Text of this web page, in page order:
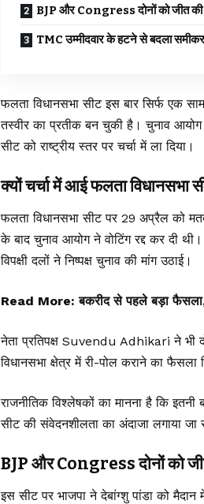
BJP और Congress दोनों को जीत की
TMC उम्मीदवार के हटने से बदला
फलता विधानसभा सीट इस बार सिर्फ एक
तस्वीर का प्रतीक बन चुकी है। चुनाव आयोग
सीट को राष्ट्रीय स्तर पर चर्चा में ला दिया।
क्यों चर्चा में आई फलता विधानसभा
फलता विधानसभा सीट पर 29 अप्रैल को
के बाद चुनाव आयोग ने वोटिंग रद्द कर दी
विपक्षी दलों ने निष्पक्ष चुनाव की मांग उठाई।
Read More:बकरीद से पहले बड़ा फैसला,
नेता प्रतिपक्ष Suvendu Adhikari ने भी
विधानसभा क्षेत्र में री-पोल कराने का
राजनीतिक विश्लेषकों का मानना है कि
सीट की संवेदनशीलता का अंदाजा लगाया जा
BJP और Congress दोनों को
इस सीट पर भाजपा ने देबांग्शु पांडा को